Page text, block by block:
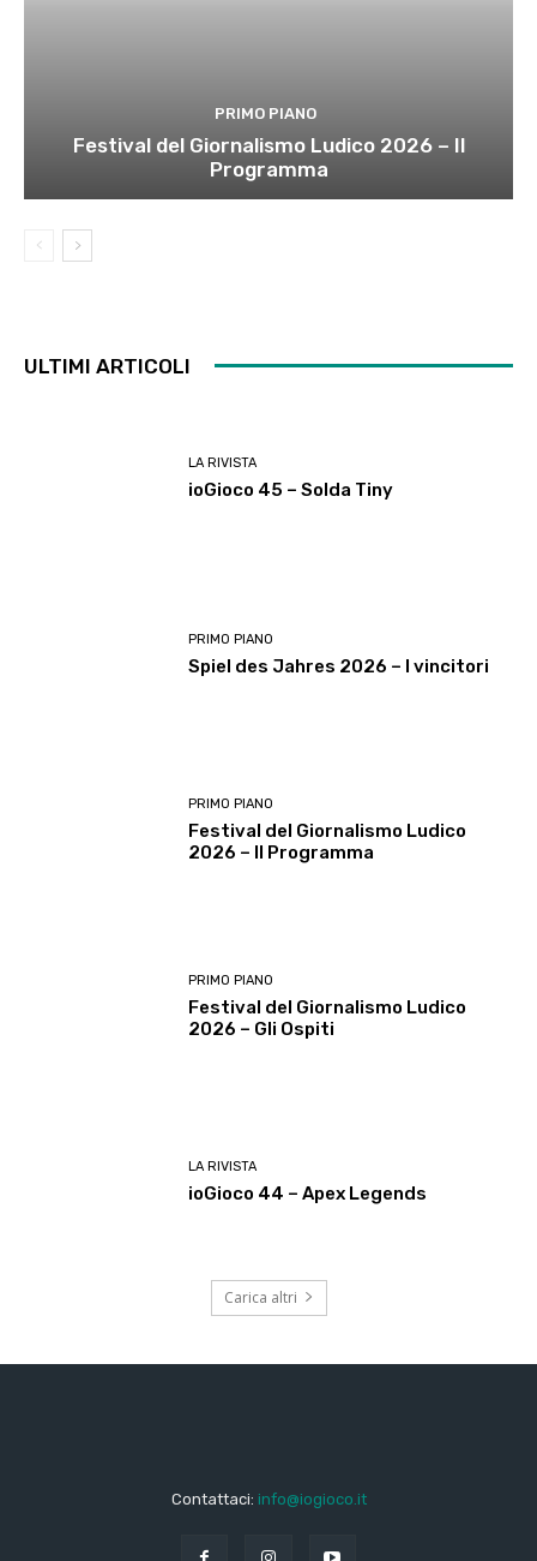
PRIMO PIANO
Festival del Giornalismo Ludico 2026 – Il
Programma
ULTIMI ARTICOLI
LA RIVISTA
ioGioco 45 – Solda Tiny
PRIMO PIANO
Spiel des Jahres 2026 – I vincitori
PRIMO PIANO
Festival del Giornalismo Ludico
2026 – Il Programma
PRIMO PIANO
Festival del Giornalismo Ludico
2026 – Gli Ospiti
LA RIVISTA
ioGioco 44 – Apex Legends
Carica altri
Contattaci: info@iogioco.it